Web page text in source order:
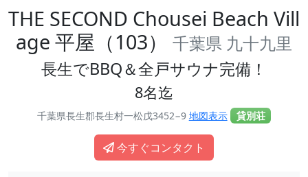
THE SECOND Chousei Beach Vill
age 平屋（103） 千葉県 九十九里
長生でBBQ＆全戸サウナ完備！
8名迄
千葉県長生郡長生村一松戊3452−9 地図表示 貸別荘
今すぐコンタクト